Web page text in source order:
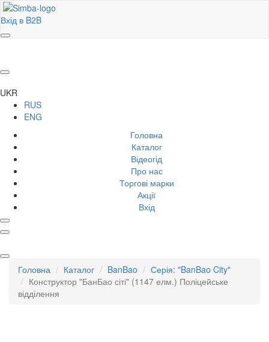
Вхід в B2B
UKR
RUS
ENG
Головна
Каталог
Відеогід
Про нас
Торгові марки
Акції
Вхід
Головна Каталог BanBao
Серія: "BanBao City"
Конструктор "БанБао сіті" (1147 елм.) Поліцейське
відділення